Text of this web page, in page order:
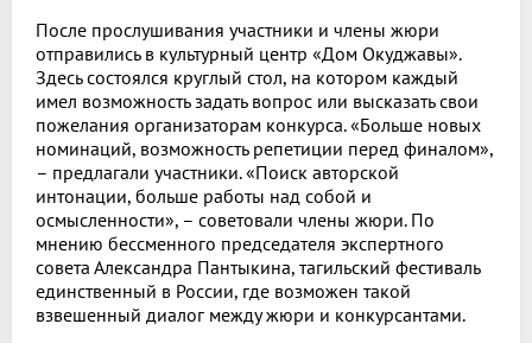
После прослушивания участники и члены жюри
отправились в культурный центр «Дом Окуджавы».
Здесь состоялся круглый стол, на котором каждый
имел возможность задать вопрос или высказать свои
пожелания организаторам конкурса. «Больше новых
номинаций, возможность репетиции перед финалом»,
– предлагали участники. «Поиск авторской
интонации, больше работы над собой и
осмысленности», – советовали члены жюри. По
мнению бессменного председателя экспертного
совета Александра Пантыкина, тагильский фестиваль
единственный в России, где возможен такой
взвешенный диалог между жюри и конкурсантами.